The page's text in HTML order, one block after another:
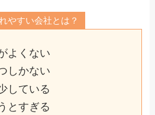
やすい会社とは？
よくない
しかない
している
とすぎる